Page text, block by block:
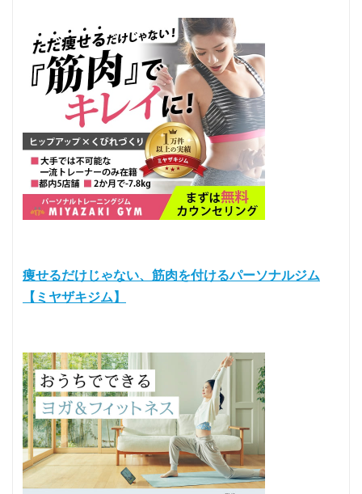
痩せるだけじゃない、筋肉を付けるパーソナルジム
【ミヤザキジム】